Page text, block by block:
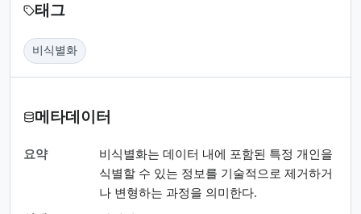
태그
비식별화
메타데이터
요약
비식별화는 데이터 내에 포함된 특정 개인을
식별할 수 있는 정보를 기술적으로 제거하거
나 변형하는 과정을 의미한다.